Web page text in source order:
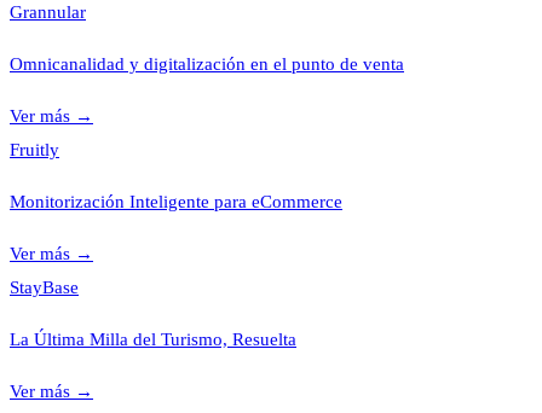
Grannular
Omnicanalidad y digitalización en el punto de venta
Ver más →
Fruitly
Monitorización Inteligente para eCommerce
Ver más →
StayBase
La Última Milla del Turismo, Resuelta
Ver más →